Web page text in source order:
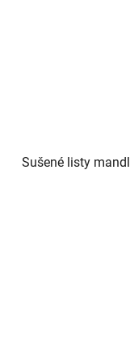
Sušené listy